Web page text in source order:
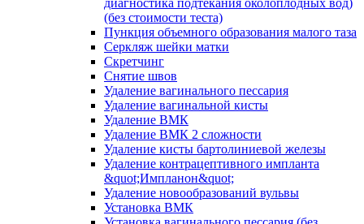
диагностика подтекания околоплодных вод)
(без стоимости теста)
Пункция объемного образования малого таза
Серкляж шейки матки
Скретчинг
Снятие швов
Удаление вагинального пессария
Удаление вагинальной кисты
Удаление ВМК
Удаление ВМК 2 сложности
Удаление кисты бартолиниевой железы
Удаление контрацептивного импланта
&quot;Импланон&quot;
Удаление новообразований вульвы
Установка ВМК